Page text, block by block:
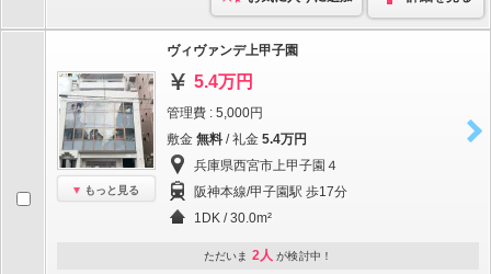
もっと見る
ヴィヴァンデ上甲子園
5.4万円
管理費 : 5,000円
敷金 無料 / 礼金 5.4万円
兵庫県西宮市上甲子園４
阪神本線/甲子園駅 歩17分
1DK / 30.0m²
ただいま 2人 が検討中！